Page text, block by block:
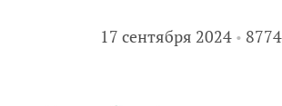
17 сентября 2024 8774